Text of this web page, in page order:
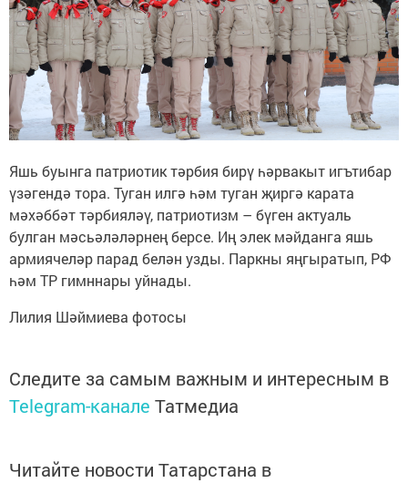
Яшь буынга патриотик тәрбия бирү һәрвакыт игътибар
үзәгендә тора. Туган илгә һәм туган җиргә карата
мәхәббәт тәрбияләү, патриотизм – бүген актуаль
булган мәсьәләләрнең берсе. Иң элек мәйданга яшь
армиячеләр парад белән узды. Паркны яңгыратып, РФ
һәм ТР гимннары уйнады.
Лилия Шәймиева фотосы
Следите за самым важным и интересным в
Telegram-канале Татмедиа
Читайте новости Татарстана в